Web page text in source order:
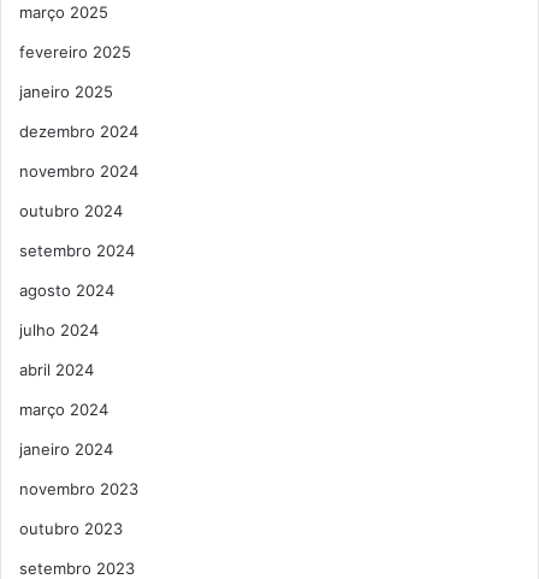
março 2025
fevereiro 2025
janeiro 2025
dezembro 2024
novembro 2024
outubro 2024
setembro 2024
agosto 2024
julho 2024
abril 2024
março 2024
janeiro 2024
novembro 2023
outubro 2023
setembro 2023